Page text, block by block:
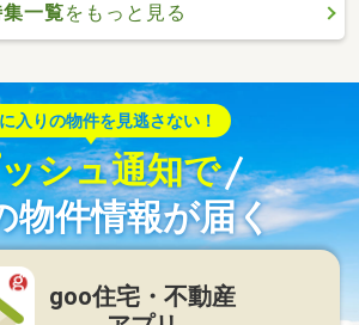
一覧をもっと見る
入りの物件を見逃さない！
シュ通知で
物件情報が届く
goo住宅・不動産